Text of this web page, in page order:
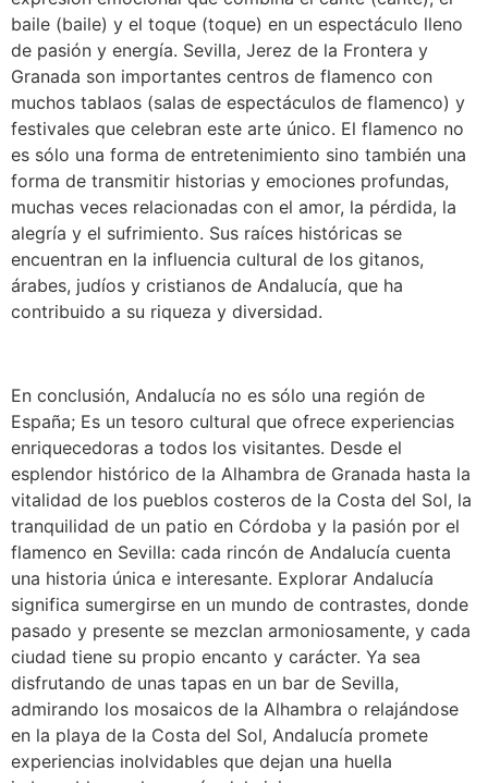
baile (baile) y el toque (toque) en un espectáculo lleno
de pasión y energía. Sevilla, Jerez de la Frontera y
Granada son importantes centros de flamenco con
muchos tablaos (salas de espectáculos de flamenco) y
festivales que celebran este arte único. El flamenco no
es sólo una forma de entretenimiento sino también una
forma de transmitir historias y emociones profundas,
muchas veces relacionadas con el amor, la pérdida, la
alegría y el sufrimiento. Sus raíces históricas se
encuentran en la influencia cultural de los gitanos,
árabes, judíos y cristianos de Andalucía, que ha
contribuido a su riqueza y diversidad.
En conclusión, Andalucía no es sólo una región de
España; Es un tesoro cultural que ofrece experiencias
enriquecedoras a todos los visitantes. Desde el
esplendor histórico de la Alhambra de Granada hasta la
vitalidad de los pueblos costeros de la Costa del Sol, la
tranquilidad de un patio en Córdoba y la pasión por el
flamenco en Sevilla: cada rincón de Andalucía cuenta
una historia única e interesante. Explorar Andalucía
significa sumergirse en un mundo de contrastes, donde
pasado y presente se mezclan armoniosamente, y cada
ciudad tiene su propio encanto y carácter. Ya sea
disfrutando de unas tapas en un bar de Sevilla,
admirando los mosaicos de la Alhambra o relajándose
en la playa de la Costa del Sol, Andalucía promete
experiencias inolvidables que dejan una huella